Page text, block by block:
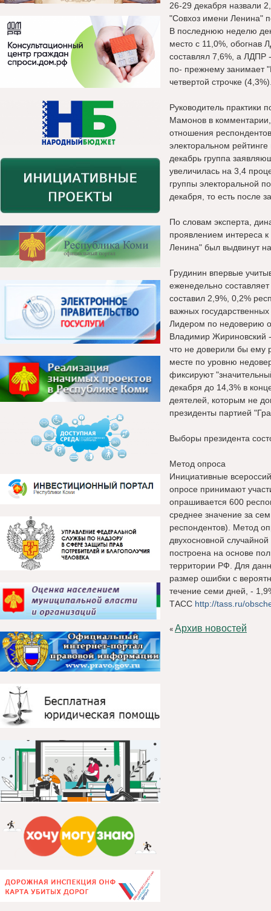
26-29 декабря назвали
"Совхоз имени Ленина"
В последнюю неделю
место с 11,0%, обогнав
составлял 7,6%, а ЛДПР
по- прежнему занимает
четвертой строчке
Руководитель практики
Мамонов в
отношения
электоральном
декабрь группа
увеличилась на 3,4
группы электоральной
декабря, то есть после
По словам эксперта,
проявлением интереса к
Ленина" был выдвинут
Грудинин впервые
еженедельно
составил 2,9%, 0,2%
важных
Лидером по недоверию
Владимир Жириновский
что не доверили бы ему
месте по уровню
фиксируют
декабря до 14,3% в
деятелей, которым не
президенты партией
Выборы президента
Метод опроса
Инициативные
опросе принимают
опрашивается 600
среднее значение за
респондентов). Метод
двухосновной
построена на основе
территории РФ. Для
размер ошибки с
течение семи дней, -
ТАСС http://tass.ru/
«Архив новостей